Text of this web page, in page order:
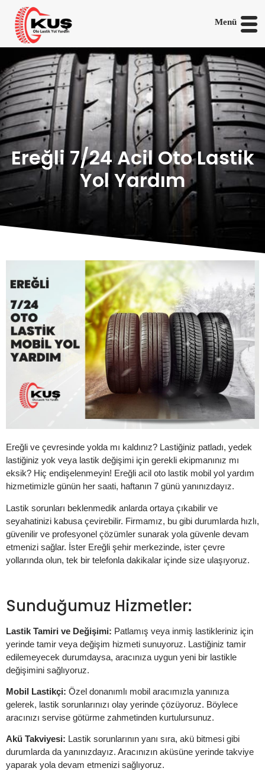
Ereğli 7/24 Acil Oto Lastik
Yol Yardım
Ereğli ve çevresinde yolda mı kaldınız? Lastiğiniz patladı, yedek
lastiğiniz yok veya lastik değişimi için gerekli ekipmanınız mı
eksik? Hiç endişelenmeyin! Ereğli acil oto lastik mobil yol yardım
hizmetimizle günün her saati, haftanın 7 günü yanınızdayız.
Lastik sorunları beklenmedik anlarda ortaya çıkabilir ve
seyahatinizi kabusa çevirebilir. Firmamız, bu gibi durumlarda hızlı,
güvenilir ve profesyonel çözümler sunarak yola güvenle devam
etmenizi sağlar. İster Ereğli şehir merkezinde, ister çevre
yollarında olun, tek bir telefonla dakikalar içinde size ulaşıyoruz.
Sunduğumuz Hizmetler:
Lastik Tamiri ve Değişimi: Patlamış veya inmiş lastikleriniz için
yerinde tamir veya değişim hizmeti sunuyoruz. Lastiğiniz tamir
edilemeyecek durumdaysa, aracınıza uygun yeni bir lastikle
değişimini sağlıyoruz.
Mobil Lastikçi: Özel donanımlı mobil aracımızla yanınıza
gelerek, lastik sorunlarınızı olay yerinde çözüyoruz. Böylece
aracınızı servise götürme zahmetinden kurtulursunuz.
Akü Takviyesi: Lastik sorunlarının yanı sıra, akü bitmesi gibi
durumlarda da yanınızdayız. Aracınızın aküsüne yerinde takviye
yaparak yola devam etmenizi sağlıyoruz.
Menü